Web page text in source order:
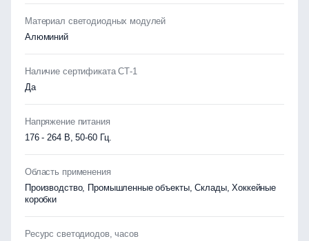
Материал светодиодных модулей
Алюминий
Наличие сертификата СТ-1
Да
Напряжение питания
176 - 264 В, 50-60 Гц.
Область применения
Производство, Промышленные объекты, Склады, Хоккейные
коробки
Ресурс светодиодов, часов